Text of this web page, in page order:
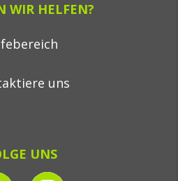
WIR HELFEN?
uns
UNS